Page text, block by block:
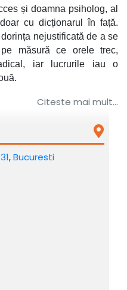
și doamna psiholog, al
cu dicționarul în față.
nejustificată de a se
măsură ce orele trec,
iar lucrurile iau o
Alin Brancu. Cu Adelina
cu evenimentul de
Citeste mai mult...
,Bucuresti